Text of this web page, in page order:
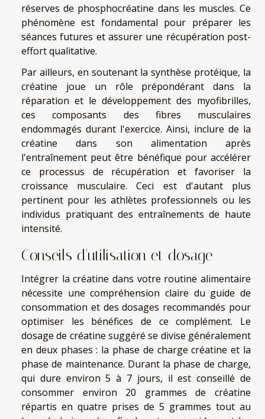
réserves de phosphocréatine dans les muscles. Ce
phénomène est fondamental pour préparer les
séances futures et assurer une récupération post-
effort qualitative.
Par ailleurs, en soutenant la synthèse protéique, la
créatine joue un rôle prépondérant dans la
réparation et le développement des myofibrilles,
ces composants des fibres musculaires
endommagés durant l'exercice. Ainsi, inclure de la
créatine dans son alimentation après
l'entraînement peut être bénéfique pour accélérer
ce processus de récupération et favoriser la
croissance musculaire. Ceci est d'autant plus
pertinent pour les athlètes professionnels ou les
individus pratiquant des entraînements de haute
intensité.
Conseils d'utilisation et dosage
Intégrer la créatine dans votre routine alimentaire
nécessite une compréhension claire du guide de
consommation et des dosages recommandés pour
optimiser les bénéfices de ce complément. Le
dosage de créatine suggéré se divise généralement
en deux phases : la phase de charge créatine et la
phase de maintenance. Durant la phase de charge,
qui dure environ 5 à 7 jours, il est conseillé de
consommer environ 20 grammes de créatine
répartis en quatre prises de 5 grammes tout au